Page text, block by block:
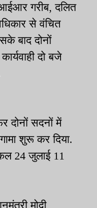
गरीब, दलित
से वंचित
बाद दोनों
दो बजे
दोनों सदनों में
शुरू कर दिया.
24 जुलाई 11
मोदी